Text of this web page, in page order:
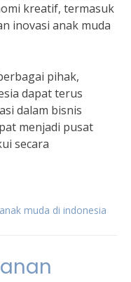
kreatif, termasuk
inovasi anak muda
pihak,
dapat terus
dalam bisnis
menjadi pusat
secara
muda di indonesia